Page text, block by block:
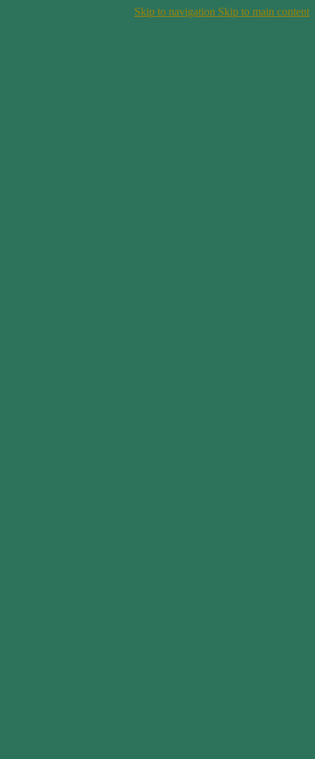
Skip to navigation Skip to main content